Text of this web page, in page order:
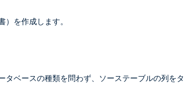
を作成します。
ベースの種類を問わず、ソーステーブルの列をタ